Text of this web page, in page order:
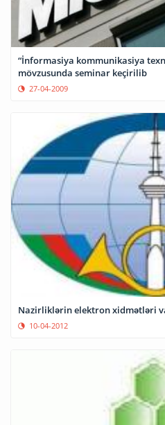
“İnformasiya kommunikasiya
mövzusunda seminar keçirilib
27-04-2009
Nazirliklərin elektron xidmətləri
10-04-2012